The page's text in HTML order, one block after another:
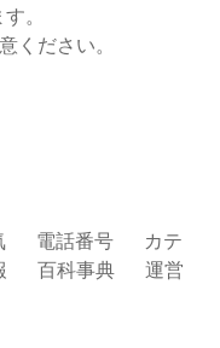
。
ください。
電話番号
カテ
百科事典
運営